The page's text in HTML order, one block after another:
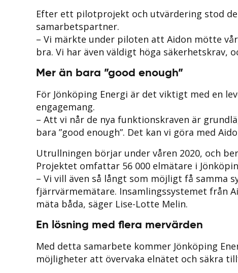
Efter ett pilotprojekt och utvärdering stod
samarbetspartner.
– Vi märkte under piloten att Aidon mötte
bra. Vi har även väldigt höga säkerhetskrav,
Mer än bara ”good enough”
För Jönköping Energi är det viktigt med en
engagemang.
– Att vi når de nya funktionskraven är
bara ”good enough”. Det kan vi göra med
Utrullningen börjar under våren 2020, och
Projektet omfattar 56 000 elmätare i
– Vi vill även så långt som möjligt få samma
fjärrvärmemätare. Insamlingssystemet från
mäta båda, säger Lise-Lotte Melin.
En lösning med flera mervärden
Med detta samarbete kommer Jönköping
möjligheter att övervaka elnätet och säkra